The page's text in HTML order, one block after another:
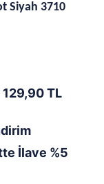
Siyah 3710
129,90 TL
İlave %5